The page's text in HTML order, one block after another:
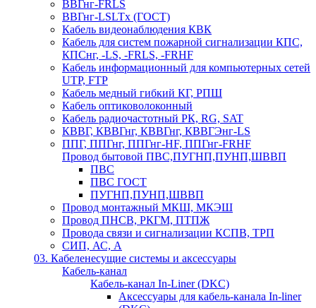
ВВГнг-FRLS
ВВГнг-LSLTx (ГОСТ)
Кабель видеонаблюдения КВК
Кабель для систем пожарной сигнализации КПС,
КПСнг, -LS, -FRLS, -FRHF
Кабель информационный для компьютерных сетей
UTP, FTP
Кабель медный гибкий КГ, РПШ
Кабель оптиковолоконный
Кабель радиочастотный РК, RG, SAT
КВВГ, КВВГнг, КВВГнг, КВВГЭнг-LS
ППГ, ППГнг, ППГнг-HF, ППГнг-FRHF
Провод бытовой ПВС,ПУГНП,ПУНП,ШВВП
ПВС
ПВС ГОСТ
ПУГНП,ПУНП,ШВВП
Провод монтажный МКШ, МКЭШ
Провод ПНСВ, РКГМ, ПТПЖ
Провода связи и сигнализации КСПВ, ТРП
СИП, АС, А
03. Кабеленесущие системы и аксессуары
Кабель-канал
Кабель-канал In-Liner (DKC)
Аксессуары для кабель-канала In-liner